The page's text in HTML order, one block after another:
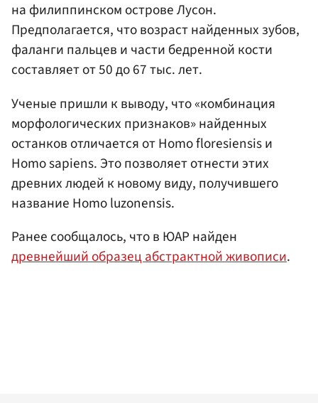
на филиппинском острове Лусон.
Предполагается, что возраст найденных зубов,
фаланги пальцев и части бедренной кости
составляет от 50 до 67 тыс. лет.
Ученые пришли к выводу, что «комбинация
морфологических признаков» найденных
останков отличается от Homo floresiensis и
Homo sapiens. Это позволяет отнести этих
древних людей к новому виду, получившего
название Homo luzonensis.
Ранее сообщалось, что в ЮАР найден
древнейший образец абстрактной живописи.